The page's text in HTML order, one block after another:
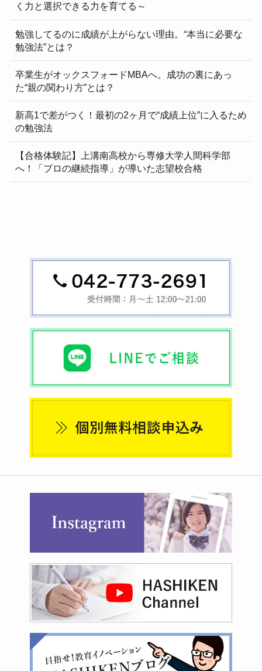
く力と選択できる力を育てる～
勉強してるのに成績が上がらない理由。“本当に必要な
勉強法”とは？
卒業生がオックスフォードMBAへ。成功の裏にあっ
た“親の関わり方”とは？
新高1で差がつく！最初の2ヶ月で“成績上位”に入るため
の勉強法
【合格体験記】上溝南高校から専修大学人間科学部
へ！「プロの継続指導」が導いた志望校合格